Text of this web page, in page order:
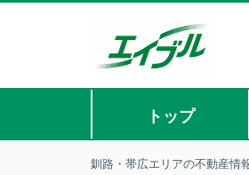
トップ
釧路・帯広エリアの不動産情